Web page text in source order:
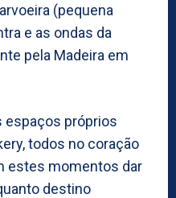
(pequena
e as ondas da
pela Madeira em
espaços próprios
todos no coração
estes momentos dar
destino